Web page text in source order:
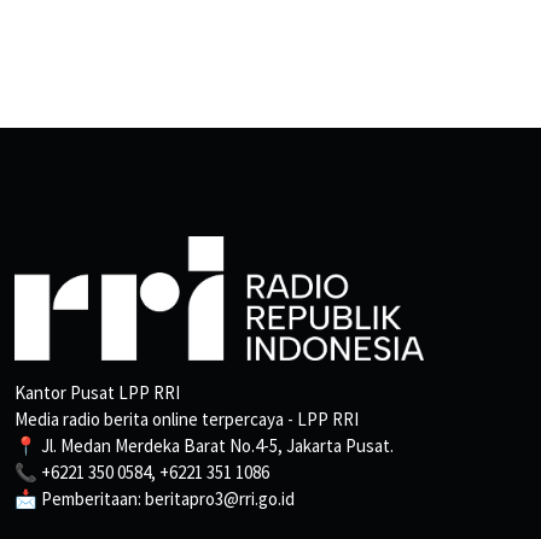
Kantor Pusat LPP RRI
Media radio berita online terpercaya - LPP RRI
📍 Jl. Medan Merdeka Barat No.4-5, Jakarta Pusat.
📞 +6221 350 0584, +6221 351 1086
📩 Pemberitaan: beritapro3@rri.go.id